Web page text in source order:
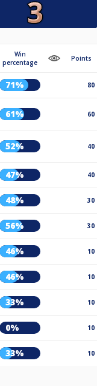
Win
percentage
Points
71% 80
61% 60
52% 40
47% 40
48% 30
56% 30
46% 10
46% 10
33% 10
0% 10
33% 10